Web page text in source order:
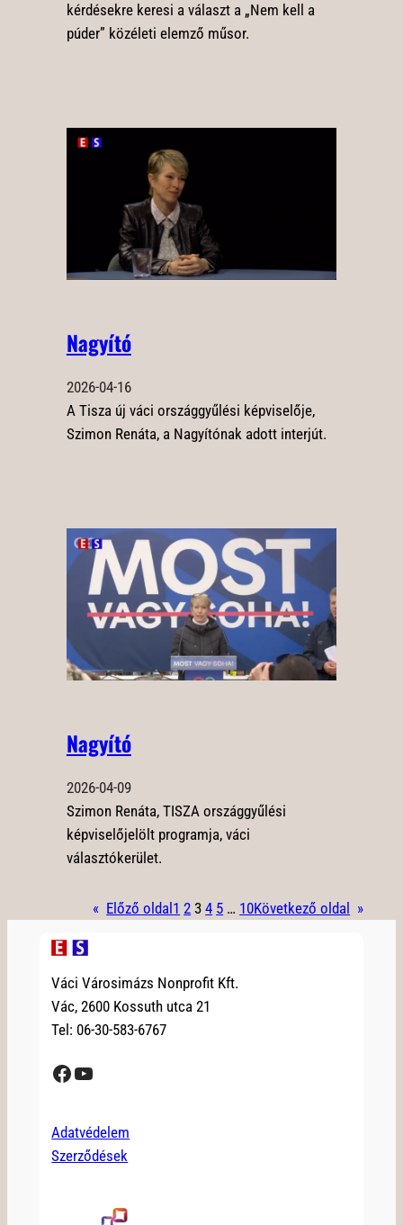
kérdésekre keresi a választ a „Nem kell a
púder” közéleti elemző műsor.
Nagyító
2026-04-16
A Tisza új váci országgyűlési képviselője,
Szimon Renáta, a Nagyítónak adott interjút.
Nagyító
2026-04-09
Szimon Renáta, TISZA országgyűlési
képviselőjelölt programja, váci
választókerület.
« Előző oldal 1 2 3 4 5 … 10Következő oldal »
Váci Városimázs Nonprofit Kft.
Vác, 2600 Kossuth utca 21
Tel: 06-30-583-6767
Facebook YouTube
Adatvédelem
Szerződések